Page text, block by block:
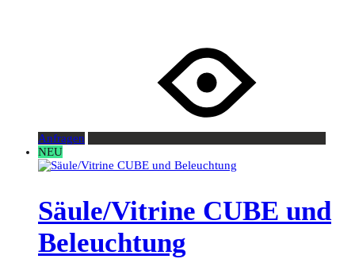
Anfragen
NEU
Säule/Vitrine CUBE und
Beleuchtung